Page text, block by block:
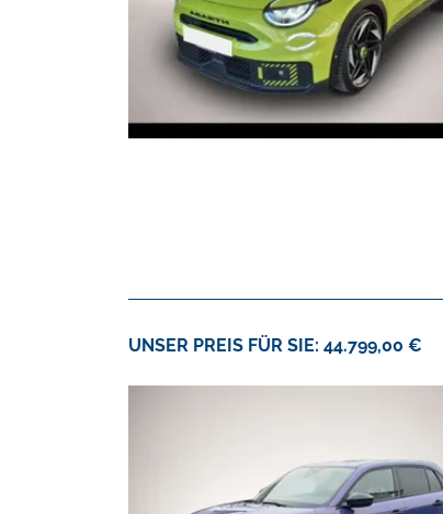
UNSER PREIS FÜR SIE: 44.799,00 €